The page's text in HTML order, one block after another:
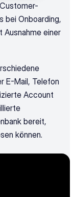
bei Onboarding,
Ausnahme einer
E-Mail, Telefon
Account
bereit,
können.